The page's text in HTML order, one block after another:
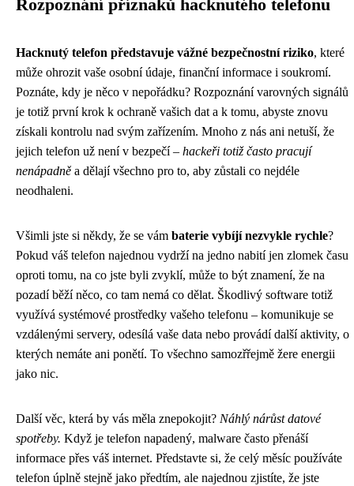
Rozpoznání příznaků hacknutého telefonu
Hacknutý telefon představuje vážné bezpečnostní riziko, které
může ohrozit vaše osobní údaje, finanční informace i soukromí.
Poznáte, kdy je něco v nepořádku? Rozpoznání varovných signálů
je totiž první krok k ochraně vašich dat a k tomu, abyste znovu
získali kontrolu nad svým zařízením. Mnoho z nás ani netuší, že
jejich telefon už není v bezpečí – hackeři totiž často pracují
nenápadně a dělají všechno pro to, aby zůstali co nejdéle
neodhaleni.
Všimli jste si někdy, že se vám baterie vybíjí nezvykle rychle?
Pokud váš telefon najednou vydrží na jedno nabití jen zlomek času
oproti tomu, na co jste byli zvyklí, může to být znamení, že na
pozadí běží něco, co tam nemá co dělat. Škodlivý software totiž
využívá systémové prostředky vašeho telefonu – komunikuje se
vzdálenými servery, odesílá vaše data nebo provádí další aktivity, o
kterých nemáte ani ponětí. To všechno samozřřejmě žere energii
jako nic.
Další věc, která by vás měla znepokojit? Náhlý nárůst datové
spotřeby. Když je telefon napadený, malware často přenáší
informace přes váš internet. Představte si, že celý měsíc používáte
telefon úplně stejně jako předtím, ale najednou zjistíte, že jste